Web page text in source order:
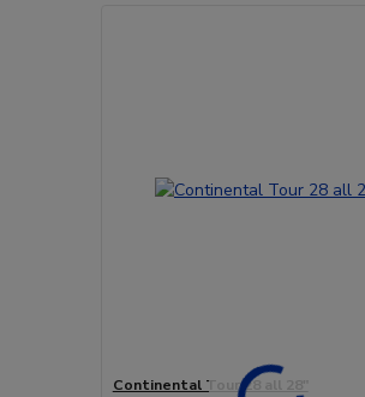
Continental Tour 28 all 28"